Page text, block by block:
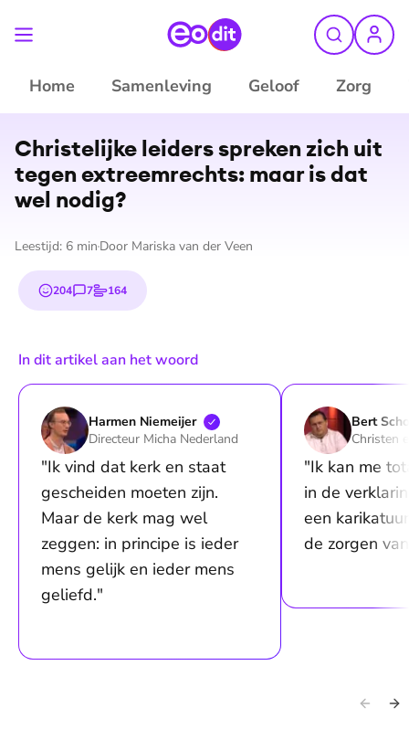
Home Samenleving Geloof Zorg
©
Christelijke leiders spreken zich uit
tegen ex­treem­rechts: maar is dat
wel nodig?
Leestijd: 6 min Door Mariska van der Veen
204
emojis7
reacties
164
stemmen
In dit artikel aan het woord
Harmen Niemeijer
Directeur Micha Nederland
"Ik vind dat kerk en staat
gescheiden moeten zijn.
Maar de kerk mag wel
zeggen: in principe is ieder
mens gelijk en ieder mens
geliefd."
Bert
Christen
"Ik kan me
in de
een
de zorgen